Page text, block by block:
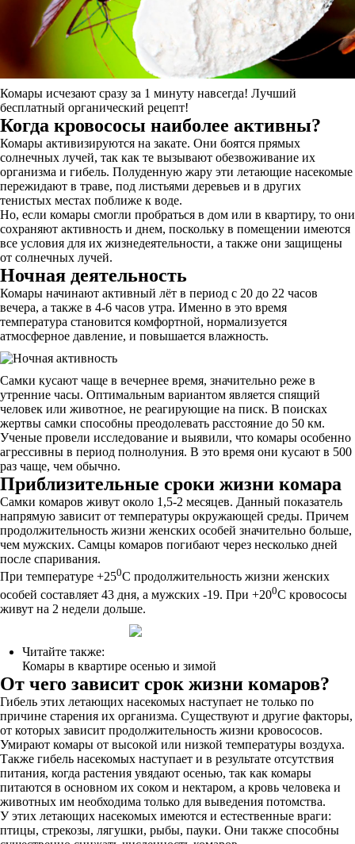
Комары исчезают сразу за 1 минуту навсегда! Лучший
бесплатный органический рецепт!
Когда кровососы наиболее активны?
Комары активизируются на закате. Они боятся прямых
солнечных лучей, так как те вызывают обезвоживание их
организма и гибель. Полуденную жару эти летающие насекомые
пережидают в траве, под листьями деревьев и в других
тенистых местах поближе к воде.
Но, если комары смогли пробраться в дом или в квартиру, то они
сохраняют активность и днем, поскольку в помещении имеются
все условия для их жизнедеятельности, а также они защищены
от солнечных лучей.
Ночная деятельность
Комары начинают активный лёт в период с 20 до 22 часов
вечера, а также в 4-6 часов утра. Именно в это время
температура становится комфортной, нормализуется
атмосферное давление, и повышается влажность.
Самки кусают чаще в вечернее время, значительно реже в
утренние часы. Оптимальным вариантом является спящий
человек или животное, не реагирующие на писк. В поисках
жертвы самки способны преодолевать расстояние до 50 км.
Ученые провели исследование и выявили, что комары особенно
агрессивны в период полнолуния. В это время они кусают в 500
раз чаще, чем обычно.
Приблизительные сроки жизни комара
Самки комаров живут около 1,5-2 месяцев. Данный показатель
напрямую зависит от температуры окружающей среды. Причем
продолжительность жизни женских особей значительно больше,
чем мужских. Самцы комаров погибают через несколько дней
после спаривания.
При температуре +250С продолжительность жизни женских
особей составляет 43 дня, а мужских -19. При +200С кровососы
живут на 2 недели дольше.
Читайте также:
Комары в квартире осенью и зимой
От чего зависит срок жизни комаров?
Гибель этих летающих насекомых наступает не только по
причине старения их организма. Существуют и другие факторы,
от которых зависит продолжительность жизни кровососов.
Умирают комары от высокой или низкой температуры воздуха.
Также гибель насекомых наступает и в результате отсутствия
питания, когда растения увядают осенью, так как комары
питаются в основном их соком и нектаром, а кровь человека и
животных им необходима только для выведения потомства.
У этих летающих насекомых имеются и естественные враги:
птицы, стрекозы, лягушки, рыбы, пауки. Они также способны